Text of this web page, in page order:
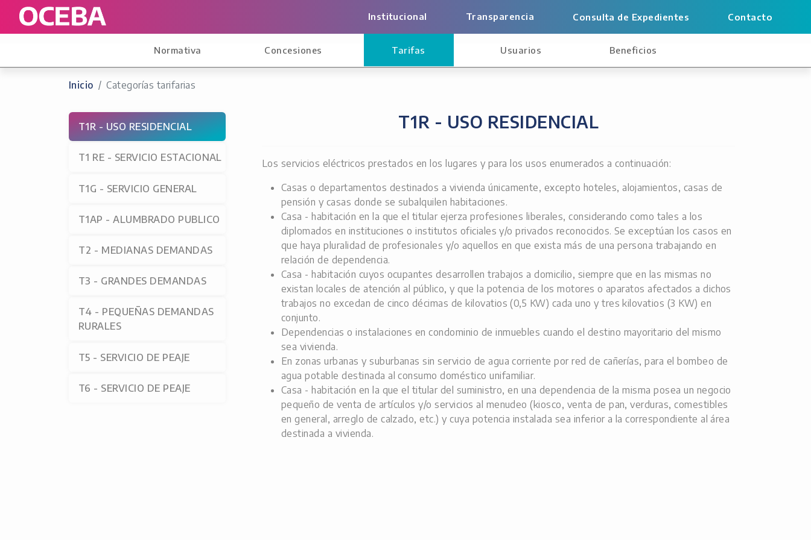
Institucional Transparencia Consulta de Expedientes Contacto
Normativa Concesiones Tarifas Usuarios Beneficios
Inicio Categorías tarifarias
T1R - USO RESIDENCIAL
T1 RE - SERVICIO ESTACIONAL
T1G - SERVICIO GENERAL
T1AP - ALUMBRADO PUBLICO
T2 - MEDIANAS DEMANDAS
T3 - GRANDES DEMANDAS
T4 - PEQUEÑAS DEMANDAS
RURALES
T5 - SERVICIO DE PEAJE
T6 - SERVICIO DE PEAJE
T1R - USO RESIDENCIAL
Los servicios eléctricos prestados en los lugares y para los usos enumerados a continuación:
Casas o departamentos destinados a vivienda únicamente, excepto hoteles, alojamientos, casas de
pensión y casas donde se subalquilen habitaciones.
Casa - habitación en la que el titular ejerza profesiones liberales, considerando como tales a los
diplomados en instituciones o institutos oficiales y/o privados reconocidos. Se exceptúan los casos en
que haya pluralidad de profesionales y/o aquellos en que exista más de una persona trabajando en
relación de dependencia.
Casa - habitación cuyos ocupantes desarrollen trabajos a domicilio, siempre que en las mismas no
existan locales de atención al público, y que la potencia de los motores o aparatos afectados a dichos
trabajos no excedan de cinco décimas de kilovatios (0,5 KW) cada uno y tres kilovatios (3 KW) en
conjunto.
Dependencias o instalaciones en condominio de inmuebles cuando el destino mayoritario del mismo
sea vivienda.
En zonas urbanas y suburbanas sin servicio de agua corriente por red de cañerías, para el bombeo de
agua potable destinada al consumo doméstico unifamiliar.
Casa - habitación en la que el titular del suministro, en una dependencia de la misma posea un negocio
pequeño de venta de artículos y/o servicios al menudeo (kiosco, venta de pan, verduras, comestibles
en general, arreglo de calzado, etc.) y cuya potencia instalada sea inferior a la correspondiente al área
destinada a vivienda.